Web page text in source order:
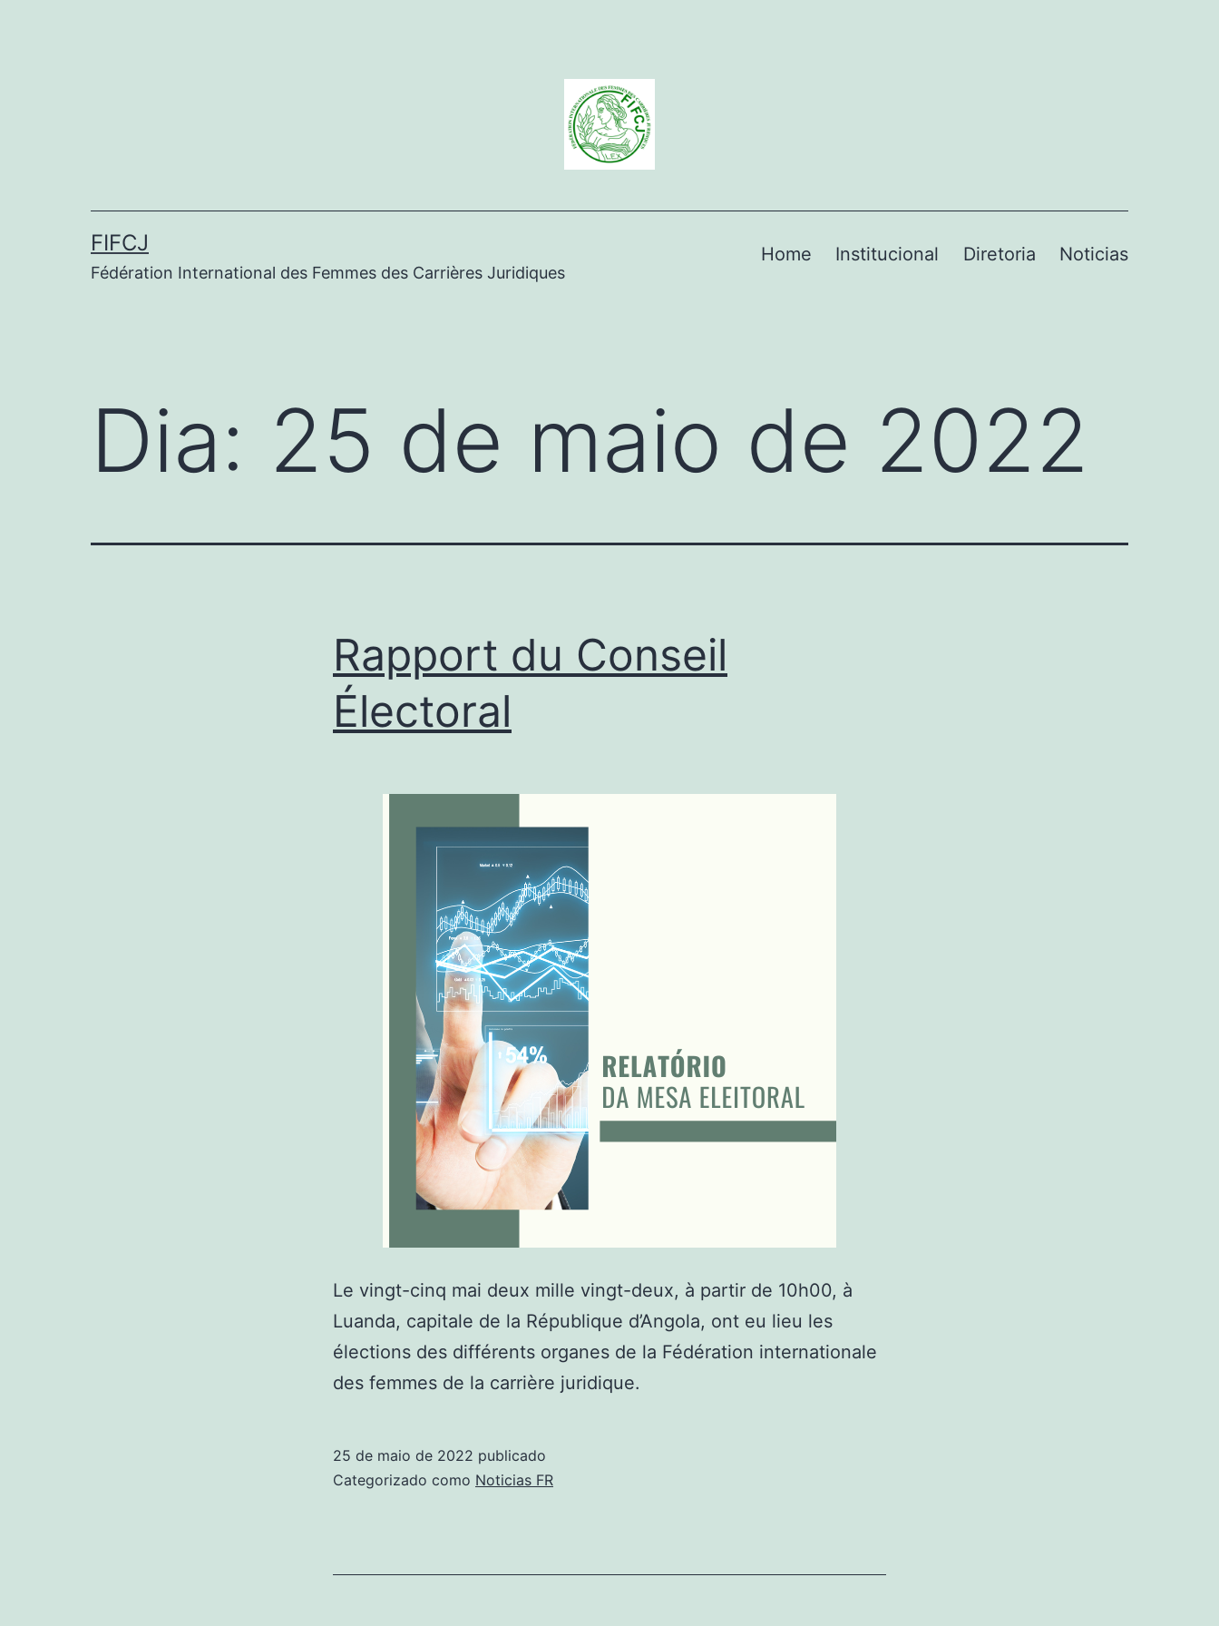
FIFCJ
Fédération International des Femmes des Carrières Juridiques
Home Institucional Diretoria Noticias
Dia: 25 de maio de 2022
Rapport du Conseil
Électoral
Le vingt-cinq mai deux mille vingt-deux, à partir de 10h00, à
Luanda, capitale de la République d’Angola, ont eu lieu les
élections des différents organes de la Fédération internationale
des femmes de la carrière juridique.
25 de maio de 2022 publicado
Categorizado como Noticias FR